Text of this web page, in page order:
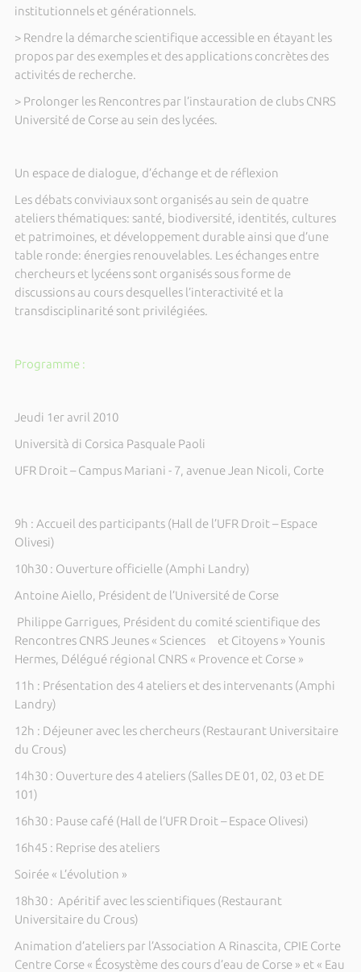
institutionnels et générationnels.
> Rendre la démarche scientifique accessible en étayant les
propos par des exemples et des applications concrètes des
activités de recherche.
> Prolonger les Rencontres par l’instauration de clubs CNRS
Université de Corse au sein des lycées.
Un espace de dialogue, d’échange et de réflexion
Les débats conviviaux sont organisés au sein de quatre
ateliers thématiques: santé, biodiversité, identités, cultures
et patrimoines, et développement durable ainsi que d’une
table ronde: énergies renouvelables. Les échanges entre
chercheurs et lycéens sont organisés sous forme de
discussions au cours desquelles l’interactivité et la
transdisciplinarité sont privilégiées.
Programme :
Jeudi 1er avril 2010
Università di Corsica Pasquale Paoli
UFR Droit – Campus Mariani - 7, avenue Jean Nicoli, Corte
9h : Accueil des participants (Hall de l’UFR Droit –Espace
Olivesi)
10h30 : Ouverture officielle (Amphi Landry)
Antoine Aiello, Président de l’Université de Corse
Philippe Garrigues, Président du comité scientifique des
Rencontres CNRS Jeunes « Sciences et Citoyens » Younis
Hermes, Délégué régional CNRS « Provence et Corse »
11h : Présentation des 4 ateliers et des intervenants (Amphi
Landry)
12h : Déjeuner avec les chercheurs (Restaurant Universitaire
du Crous)
14h30 : Ouverture des 4 ateliers (Salles DE 01, 02, 03 et DE
101)
16h30 : Pause café (Hall de l’UFR Droit –EspaceOlivesi)
16h45 : Reprise des ateliers
Soirée « L’évolution »
18h30 : Apéritif avec les scientifiques (Restaurant
Universitaire du Crous)
Animation d’ateliers par l’Association A Rinascita, CPIE Corte
Centre Corse « Écosystème des cours d’eau de Corse » et « Eau